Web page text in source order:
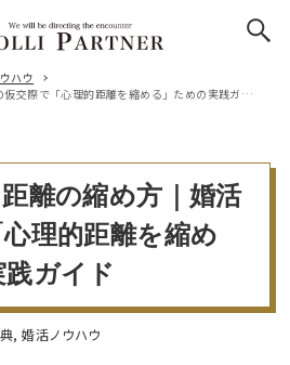
ハウ
【婚活辞典】距離の縮め方｜婚活の仮交際で「心理的距離を縮める」ための実践ガイド
距離の縮め方｜婚活
理的距離を縮め
ガイド
婚活ノウハウ